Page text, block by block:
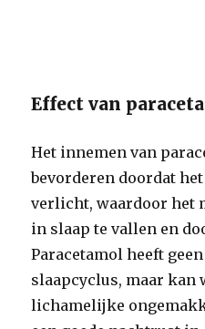
Effect van
Het innemen van
bevorderen doordat
verlicht, waardoor het
in slaap te vallen en
Paracetamol heeft
slaapcyclus, maar kan
lichamelijke